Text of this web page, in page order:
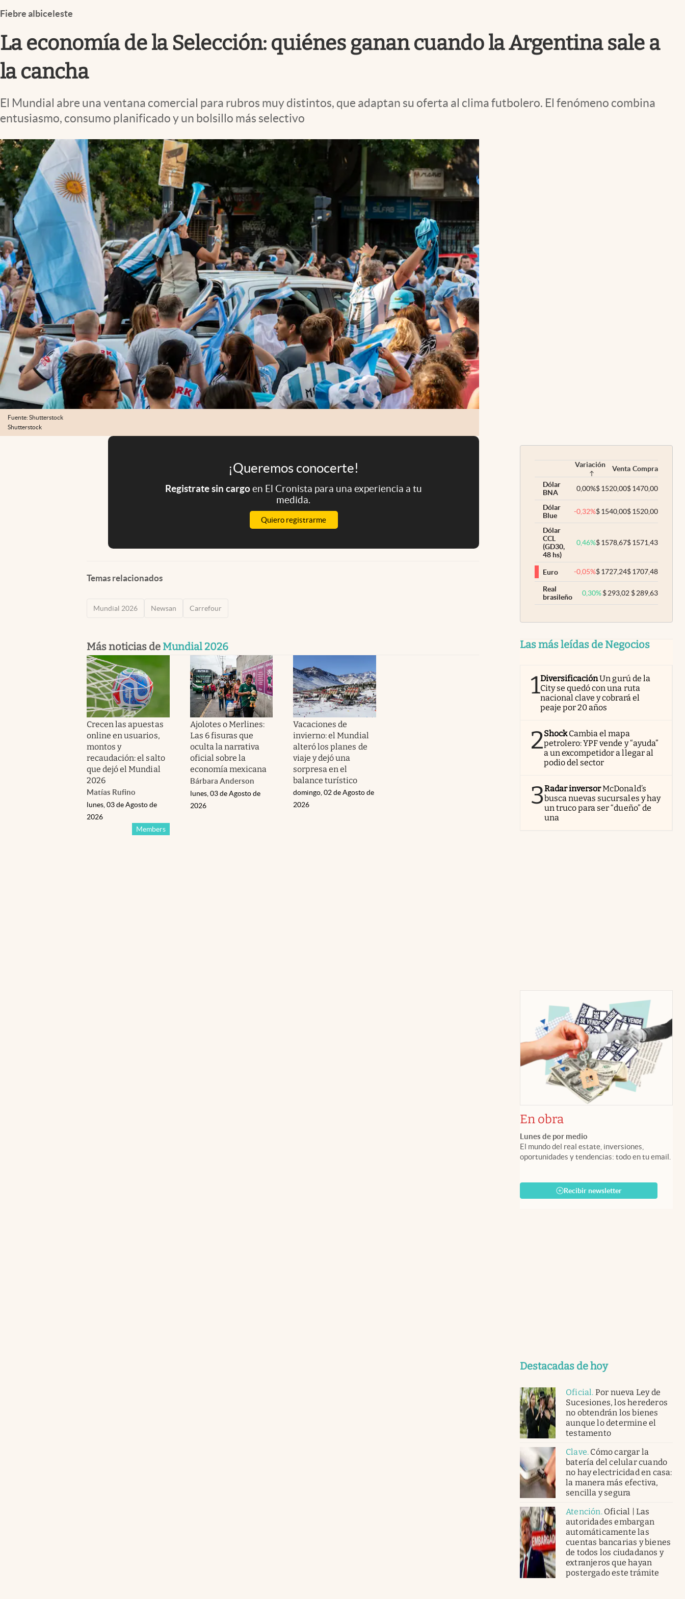
Clima
Mundial 2026
El Cronista Studio
Mediakit
abre en nueva pestaña
Fiebre albiceleste
La economía de la Selección: quiénes ganan cuando la Argentina sale a
la cancha
El Mundial abre una ventana comercial para rubros muy distintos, que adaptan su oferta al clima futbolero. El fenómeno combina
entusiasmo, consumo planificado y un bolsillo más selectivo
Fuente: Shutterstock
Shutterstock
¡Queremos conocerte!
Registrate sin cargoen El Cronista para una experiencia a tu
medida.
Quiero registrarme
Temas relacionados
Mundial 2026 Newsan Carrefour
Más noticias de Mundial 2026
Crecen las apuestas
online en usuarios,
montos y
recaudación: el salto
que dejó el Mundial
2026
Matías Rufino
Members
lunes, 03 de Agosto de
2026
Ajolotes o Merlines:
Las 6 fisuras que
oculta la narrativa
oficial sobre la
economía mexicana
Bárbara Anderson
lunes, 03 de Agosto de
2026
Vacaciones de
invierno: el Mundial
alteró los planes de
viaje y dejó una
sorpresa en el
balance turístico
domingo, 02 de Agosto de
2026
Variación Venta Compra
Dólar
BNA
0,00%$1520,00$1470,00
Dólar
Blue
-0,32%$1540,00$1520,00
Dólar
CCL
(GD30,
48 hs)
0,46%$1578,67$1571,43
Euro -0,05%$1727,24$1707,48
Real
brasileño
0,30% $293,02 $289,63
Las más leídas de Negocios
1DiversificaciónUn gurú de la
City se quedó con una ruta
nacional clave y cobrará el
peaje por 20 años
2Shock Cambia el mapa
petrolero: YPF vende y “ayuda”
a un excompetidor a llegar al
podio del sector
3Radar inversorMcDonald’s
busca nuevas sucursales y hay
un truco para ser “dueño” de
una
En obra
Lunes de por medio
El mundo del real estate, inversiones,
oportunidades y tendencias: todo en tu email.
Recibir newsletter
Destacadas de hoy
Oficial. Por nueva Ley de
Sucesiones, los herederos
no obtendrán los bienes
aunque lo determine el
testamento
Clave. Cómo cargar la
batería del celular cuando
no hay electricidad en casa:
la manera más efectiva,
sencilla y segura
Atención. Oficial | Las
autoridades embargan
automáticamente las
cuentas bancarias y bienes
de todos los ciudadanos y
extranjeros que hayan
postergado este trámite